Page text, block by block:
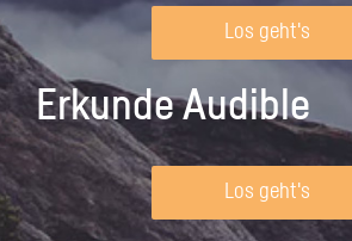
Los geht's
Erkunde Audible
Los geht's